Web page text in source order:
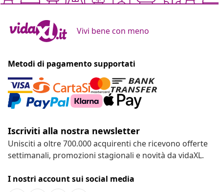
Vivi bene con meno
Metodi di pagamento supportati
Iscriviti alla nostra newsletter
Unisciti a oltre 700.000 acquirenti che ricevono offerte
settimanali, promozioni stagionali e novità da vidaXL.
I nostri account sui social media